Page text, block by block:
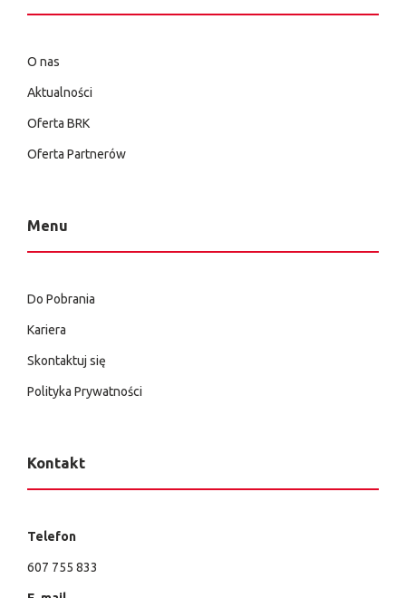
O nas
Aktualności
Oferta BRK
Oferta Partnerów
Menu
Do Pobrania
Kariera
Skontaktuj się
Polityka Prywatności
Kontakt
Telefon
607 755 833